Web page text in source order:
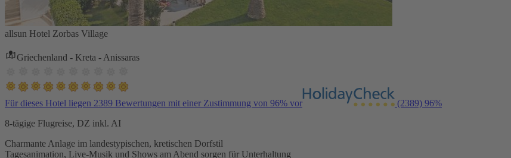
allsun Hotel Zorbas Village
Griechenland - Kreta - Anissaras
Für dieses Hotel liegen 2389 Bewertungen mit einer Zustimmung von 96% vor (2389) 96%
8-tägige Flugreise, DZ inkl. AI
Charmante Anlage im landestypischen, kretischen Dorfstil
Tagesanimation, Live-Musik und Shows am Abend sorgen für Unterhaltung